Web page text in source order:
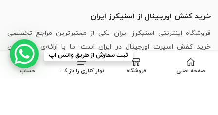
خرید کفش اورجینال از اسنیکرز ایران
فروشگاه اینترنتی اسنیکرز ایران یکی از معتبرترین مراجع تخصصی
خرید کفش اسپرت اورجینال در ایران است. ما با ارائه‌ی جدیدترین
مدل‌های برندهای محبوبی مانند
Nike،Adidas،Skechers،Puma،
New Balance
Asics، تجربه‌ای مطمئن، سریع و لذت‌بخش از خرید
صفحه اصلی فروشگاه نوار کناری را باز کنید حساب
ثبت سفارش از طریق واتس اپ